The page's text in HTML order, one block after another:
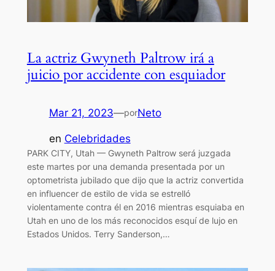
La actriz Gwyneth Paltrow irá a
juicio por accidente con esquiador
Mar 21, 2023—porNeto
en Celebridades
PARK CITY, Utah — Gwyneth Paltrow será juzgada
este martes por una demanda presentada por un
optometrista jubilado que dijo que la actriz convertida
en influencer de estilo de vida se estrelló
violentamente contra él en 2016 mientras esquiaba en
Utah en uno de los más reconocidos esquí de lujo en
Estados Unidos. Terry Sanderson,…